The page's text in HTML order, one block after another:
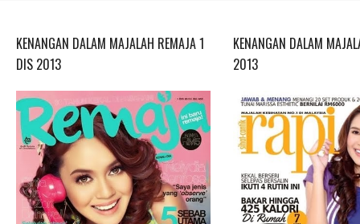
KENANGAN DALAM MAJALAH REMAJA 1
DIS 2013
KENANGAN DALAM
2013